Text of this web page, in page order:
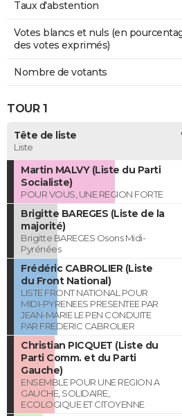
Taux d'abstention
Votes blancs et nuls (en
des votes exprimés)
Nombre de votants
TOUR 1
Tête de liste
Liste
Martin MALVY (Liste du Parti
Socialiste)
POUR VOUS, UNE REGION FORTE
Brigitte BAREGES (Liste de la
majorité)
Brigitte BAREGES Osons Midi-
Pyrénées
Frédéric CABROLIER (Liste
du Front National)
LISTE FRONT NATIONAL POUR
MIDI-PYRENEES PRESENTEE PAR
JEAN-MARIE LE PEN CONDUITE
PAR FREDERIC CABROLIER
Christian PICQUET (Liste du
Parti Comm. et du Parti
Gauche)
ENSEMBLE POUR UNE REGION A
GAUCHE, SOLIDAIRE,
ECOLOGIQUE ET CITOYENNE